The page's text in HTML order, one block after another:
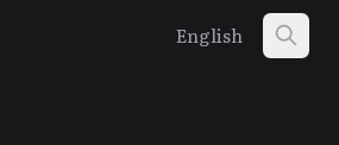
English